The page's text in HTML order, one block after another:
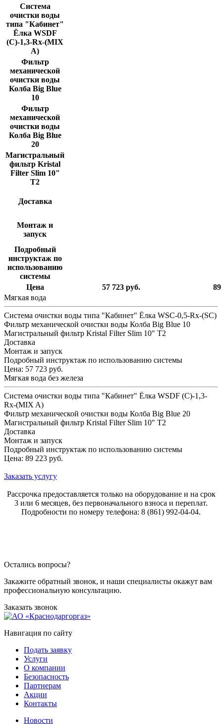
Система
очистки воды
типа "Кабинет"
Ёлка WSDF
(C)-1,3-Rx-(MIX
A)
Фильтр
механической
очистки воды
Колба Big Blue
10
Фильтр
механической
очистки воды
Колба Big Blue
20
Магистральный
фильтр Kristal
Filter Slim 10"
T2
Доставка
Монтаж и
запуск
Подробный
инструктаж по
использованию
системы
Цена
57 723 руб.
Мягкая вода
Система очистки воды типа "Кабинет" Ёлка WSС-0,5-Rx-(SC)
Фильтр механической очистки воды Колба Big Blue 10
Магистральный фильтр Kristal Filter Slim 10" T2
Доставка
Монтаж и запуск
Подробный инструктаж по использованию системы
Цена: 57 723 руб.
Мягкая вода без железа
Система очистки воды типа "Кабинет" Ёлка WSDF (C)-1,3-
Rx-(MIX A)
Фильтр механической очистки воды Колба Big Blue 20
Магистральный фильтр Kristal Filter Slim 10" T2
Доставка
Монтаж и запуск
Подробный инструктаж по использованию системы
Цена: 89 223 руб.
Заказать услугу
Рассрочка предоставляется только на оборудование и на срок
3 или 6 месяцев, без первоначального взноса и переплат.
Подробности по номеру телефона: 8 (861) 992-04-04.
Остались вопросы?
Закажите обратный звонок, и наши специалисты окажут вам
профессиональную консультацию.
Заказать звонок
Навигация по сайту
Подать заявку
Услуги
О компании
Безопасность
Партнерам
Акции
Контакты
Новости